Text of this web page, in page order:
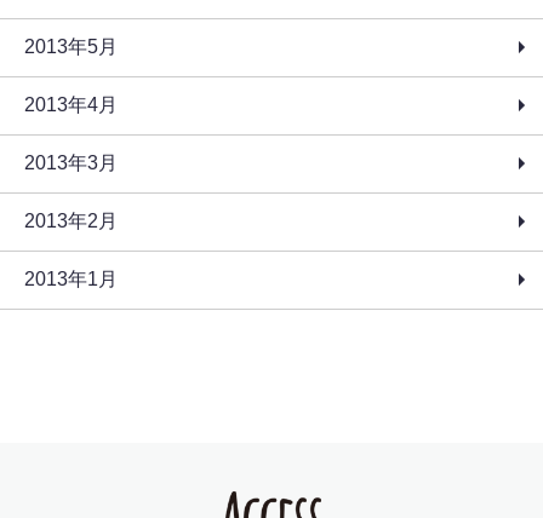
2013年5月
2013年4月
2013年3月
2013年2月
2013年1月